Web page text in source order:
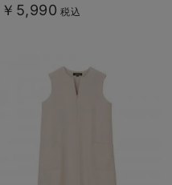
￥5,990 税込